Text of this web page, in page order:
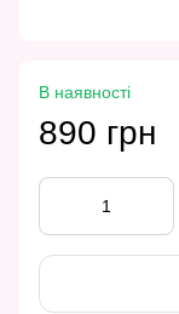
В наявності
890 грн